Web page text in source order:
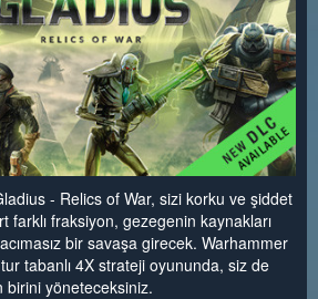
- Relics of War, sizi korku ve şiddet
farklı fraksiyon, gezegenin kaynakları
bir savaşa girecek. Warhammer
tabanlı 4X strateji oyununda, siz de
birini yöneteceksiniz.